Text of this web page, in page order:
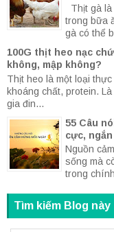
Thịt gà
trong bữa
gà có thể
100G thịt heo nạc
không, mập không?
Thịt heo là một loại
khoáng chất, protein.
gia đin...
55 Câu
cực,
Nguồn
sống mà
trong
Tìm kiếm Blog này